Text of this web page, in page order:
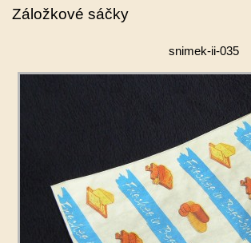
Záložkové sáčky
snimek-ii-035